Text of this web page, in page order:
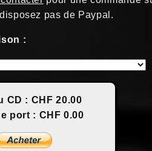
pas de Paypal.
:
CD : CHF 20.00
port : CHF 0.00